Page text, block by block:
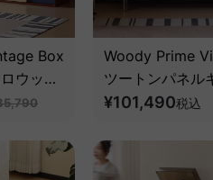
Box
ウッド
天然ツ
Woody Prime
ツートンパネル
ト【高級天然ツ
¥101,490税込